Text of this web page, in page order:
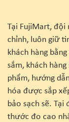
Tại FujiMart, đội
chỉnh, luôn giữ
khách hàng
sắm, khách
phẩm, hướng
hóa được sắp
bảo sạch sẽ. Tại
thước đo cao